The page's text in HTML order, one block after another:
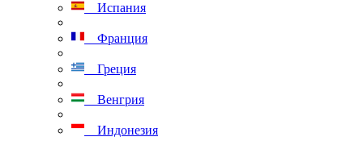
Испания
Франция
Греция
Венгрия
Индонезия